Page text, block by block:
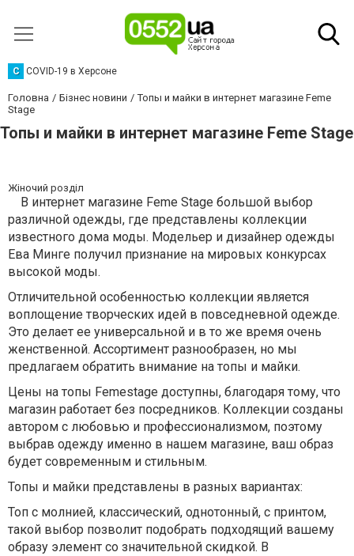
C COVID-19 в Херсоне
Головна Бізнес новини
Топы и майки в интернет магазине Feme
Stage
Топы и майки в интернет магазине Feme Stage
Жіночий розділ
В интернет магазине Feme Stage большой выбор
различной одежды, где представлены коллекции
известного дома моды. Модельер и дизайнер одежды
Ева Минге получил признание на мировых конкурсах
высокой моды.
Отличительной особенностью коллекции является
воплощение творческих идей в повседневной одежде.
Это делает ее универсальной и в то же время очень
женственной. Ассортимент разнообразен, но мы
предлагаем обратить внимание на топы и майки.
Цены на топы Femestage доступны, благодаря тому, что
магазин работает без посредников. Коллекции созданы
автором с любовью и профессионализмом, поэтому
выбрав одежду именно в нашем магазине, ваш образ
будет современным и стильным.
Топы и майки представлены в разных вариантах:
Топ с молнией, классический, однотонный, с принтом,
такой выбор позволит подобрать подходящий вашему
образу элемент со значительной скидкой. В